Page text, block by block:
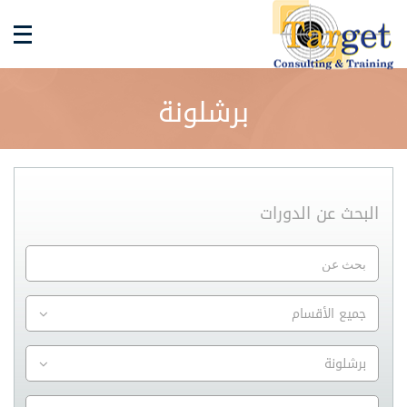
برشلونة
البحث عن الدورات
جميع الأقسام
برشلونة